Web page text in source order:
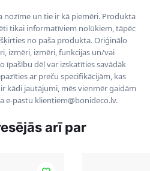
un tie ir kā piemēri. Produkta
tikai informatīviem nolūkiem, tāpēc
no paša produkta. Oriģinālo
izmēri, izmēri, funkcijas un/vai
īpašību dēļ var izskatīties savādāk
ar preču specifikācijām, kas
kādi jautājumi, mēs vienmēr gaidām
e-pastu klientiem@bonideco.lv.
arī par